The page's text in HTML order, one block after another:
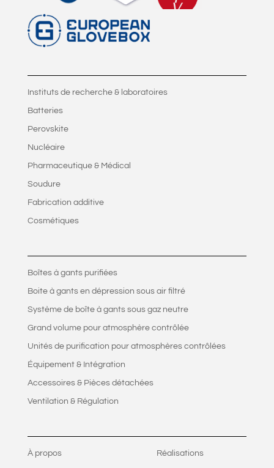
Instituts de recherche & laboratoires
Batteries
Perovskite
Nucléaire
Pharmaceutique & Médical
Soudure
Fabrication additive
Cosmétiques
Boîtes à gants purifiées
Boite à gants en dépression sous air filtré
Système de boîte à gants sous gaz neutre
Grand volume pour atmosphère contrôlée
Unités de purification pour atmosphères contrôlées
Équipement & Intégration
Accessoires & Pièces détachées
Ventilation & Régulation
À propos Réalisations